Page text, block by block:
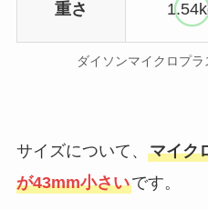
重さ
ダイソンマイクロプ
サイズについて、 マイク
が43mm小さいです。